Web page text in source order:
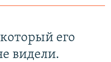
его
видели.